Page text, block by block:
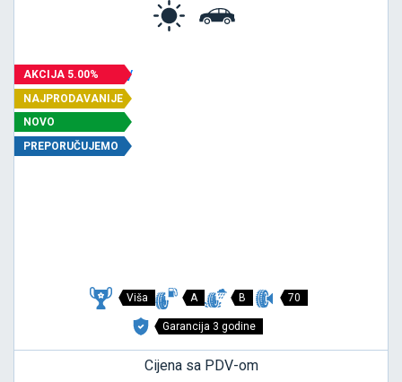
AKCIJA 5.00%
NAJPRODAVANIJE
NOVO
PREPORUČUJEMO
Viša A B 70
Garancija 3 godine
Cijena sa PDV-om